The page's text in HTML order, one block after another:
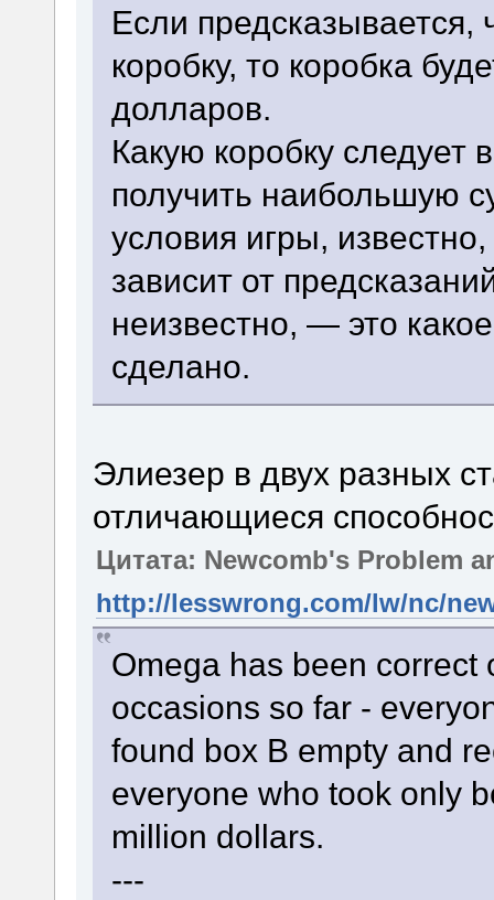
Если предсказывается,
коробку, то коробка
долларов.
Какую коробку следует
получить наибольшую
условия игры,
зависит от
неизвестно, — это
сделано.
Элиезер в двух разных
отличающиеся
Цитата: Newcomb's Problem
http://lesswrong.com/lw/nc/
Omega has been
occasions so far -
found box B empty and
everyone who took only
million dollars.
---